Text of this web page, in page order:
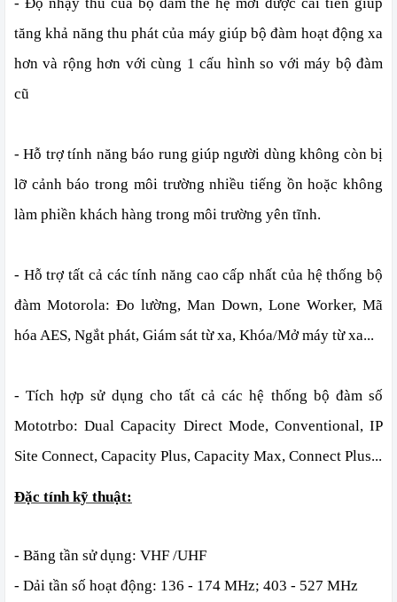
tăng khả năng thu phát của máy giúp bộ đàm hoạt động xa
hơn và rộng hơn với cùng 1 cấu hình so với máy bộ đàm
cũ
- Hỗ trợ tính năng báo rung giúp người dùng không còn bị
lỡ cảnh báo trong môi trường nhiều tiếng ồn hoặc không
làm phiền khách hàng trong môi trường yên tĩnh.
- Hỗ trợ tất cả các tính năng cao cấp nhất của hệ thống bộ
đàm Motorola: Đo lường, Man Down, Lone Worker, Mã
hóa AES, Ngắt phát, Giám sát từ xa, Khóa/Mở máy từ xa...
- Tích hợp sử dụng cho tất cả các hệ thống bộ đàm số
Mototrbo: Dual Capacity Direct Mode, Conventional, IP
Site Connect, Capacity Plus, Capacity Max, Connect Plus...
Đặc tính kỹ thuật:
- Băng tần sử dụng: VHF /UHF
- Dải tần số hoạt động: 136 - 174 MHz; 403 - 527 MHz